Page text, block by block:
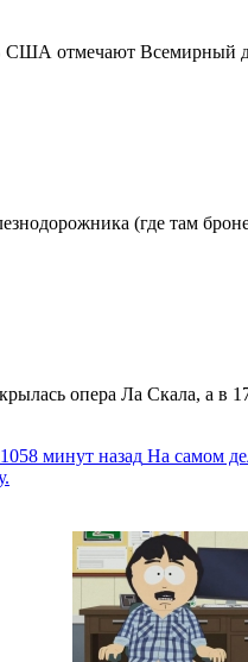
США отмечают Всемирный
(где там
опера Ла Скала, а в
минут назад На самом